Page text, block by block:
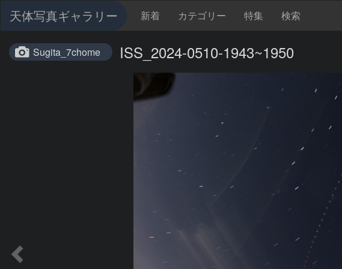
天体写真ギャラリー 新着 カテゴリー 特集 検索
Sugita_7chome ISS_2024-0510-1943~1950